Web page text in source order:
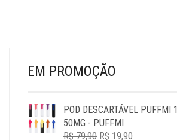
EM PROMOÇÃO
POD DESCARTÁVEL PUFFMI
50MG - PUFFMI
R$79,90 O
R$ 19,90